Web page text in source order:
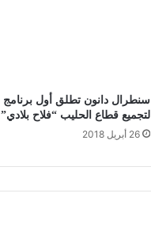
سنطرال دانون تطلق أول برنامج
لتجميع قطاع الحليب “فلاح بلادي”
26 أبريل 2018